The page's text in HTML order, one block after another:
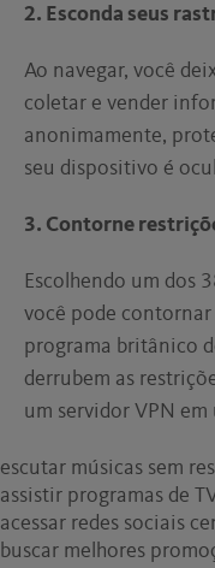
2. Esconda seus
Ao navegar, você
coletar e vender
anonimamente,
seu dispositivo é
3. Contorne
Escolhendo um dos
você pode contornar
programa britânico
derrubem as
um servidor VPN
escutar músicas sem
assistir programas de
acessar redes sociais
buscar melhores